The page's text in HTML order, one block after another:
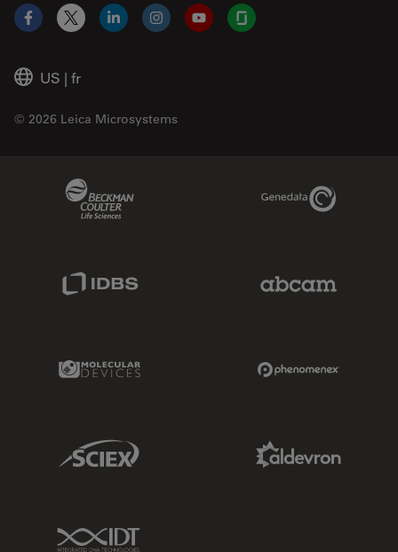
US | fr
© 2026 Leica Microsystems
Facebook
X LinkedInInstagramYouTubeGlassdoor
Genedata Link
Molecular Devices Link
Sciex Link
IDT Link